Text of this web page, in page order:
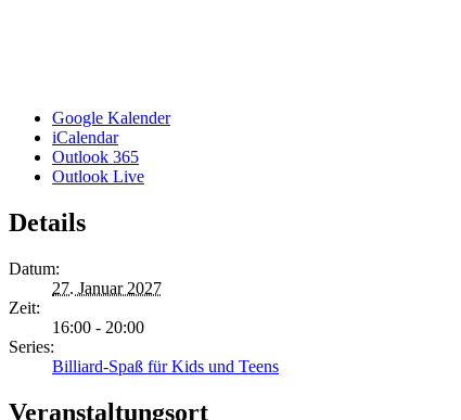
Google Kalender
iCalendar
Outlook 365
Outlook Live
Details
Datum:
27. Januar 2027
Zeit:
16:00 - 20:00
Series:
Billiard-Spaß für Kids und Teens
Veranstaltungsort